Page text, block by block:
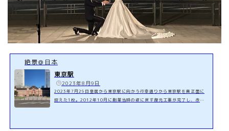
絶景＠日本
東京駅
2023年8月9日
2023年7月29日皇居から東京駅に向かう行幸通りから東京駅を真正面に
捉えた1枚。2012年10月に創業当時の姿に戻す復元工事が完了し、赤レ